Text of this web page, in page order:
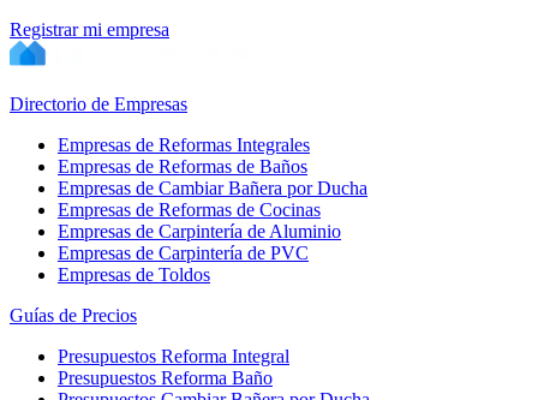
Registrar mi empresa
Directorio de Empresas
Empresas de Reformas Integrales
Empresas de Reformas de Baños
Empresas de Cambiar Bañera por Ducha
Empresas de Reformas de Cocinas
Empresas de Carpintería de Aluminio
Empresas de Carpintería de PVC
Empresas de Toldos
Guías de Precios
Presupuestos Reforma Integral
Presupuestos Reforma Baño